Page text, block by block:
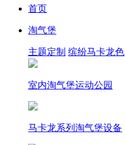
首页
淘气堡
主题定制 缤纷马卡龙色
室内淘气堡运动公园
马卡龙系列淘气堡设备